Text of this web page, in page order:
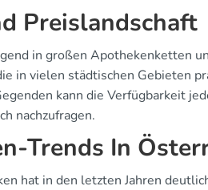
Preislandschaft
in großen Apothekenketten
in vielen städtischen Gebieten
kann die Verfügbarkeit
nachzufragen.
Trends In
hat in den letzten Jahren